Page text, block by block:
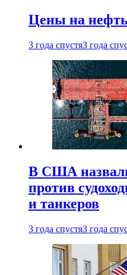
Цены на
3 года спустя3 года
В США
против
и танкеров
3 года спустя3 года